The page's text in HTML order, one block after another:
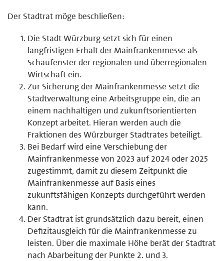
Der Stadtrat möge beschließen:
Die Stadt Würzburg setzt sich für einen
langfristigen Erhalt der Mainfrankenmesse als
Schaufenster der regionalen und überregionalen
Wirtschaft ein.
Zur Sicherung der Mainfrankenmesse setzt die
Stadtverwaltung eine Arbeitsgruppe ein, die an
einem nachhaltigen und zukunftsorientierten
Konzept arbeitet. Hieran werden auch die
Fraktionen des Würzburger Stadtrates beteiligt.
Bei Bedarf wird eine Verschiebung der
Mainfrankenmesse von 2023 auf 2024 oder 2025
zugestimmt, damit zu diesem Zeitpunkt die
Mainfrankenmesse auf Basis eines
zukunftsfähigen Konzepts durchgeführt werden
kann.
Der Stadtrat ist grundsätzlich dazu bereit, einen
Defizitausgleich für die Mainfrankenmesse zu
leisten. Über die maximale Höhe berät der Stadtrat
nach Abarbeitung der Punkte 2. und 3.